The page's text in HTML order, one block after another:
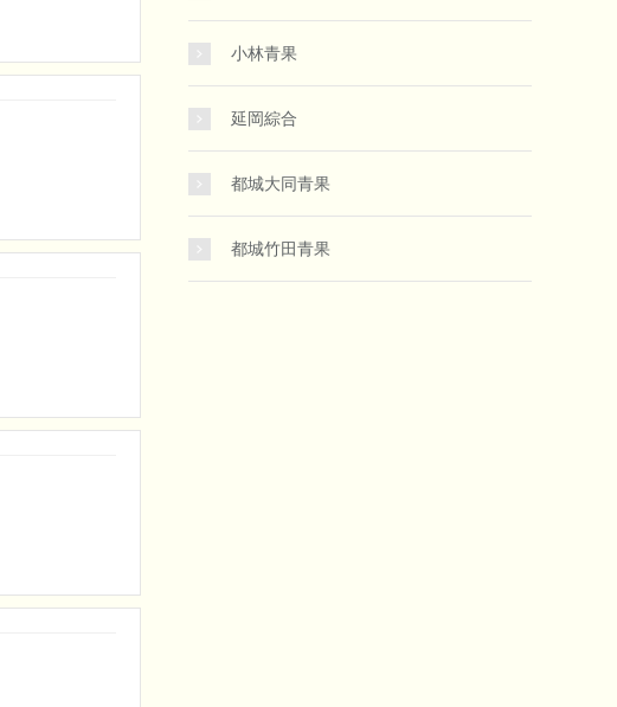
小林青果
延岡綜合
都城大同青果
都城竹田青果